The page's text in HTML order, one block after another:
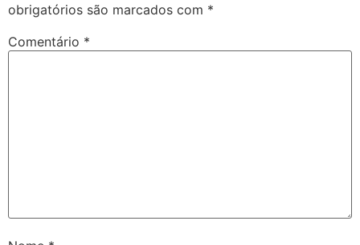
obrigatórios são marcados com *
Comentário *